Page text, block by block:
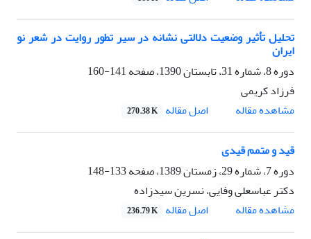
تحلیل تأثیر وضعیت دلالتی نشانه در سیر تطور روایت در شعر نو
ایران
دوره 8، شماره 31، تابستان 1390، صفحه
141-160
فرزاد کریمی
مشاهده مقاله
اصل مقاله 270.38 K
قید و متمم قیدی
دوره 7، شماره 29، زمستان 1389، صفحه
133-148
دکتر عباسعلی وفایی، نسرین سیدزاده
مشاهده مقاله
اصل مقاله 236.79 K